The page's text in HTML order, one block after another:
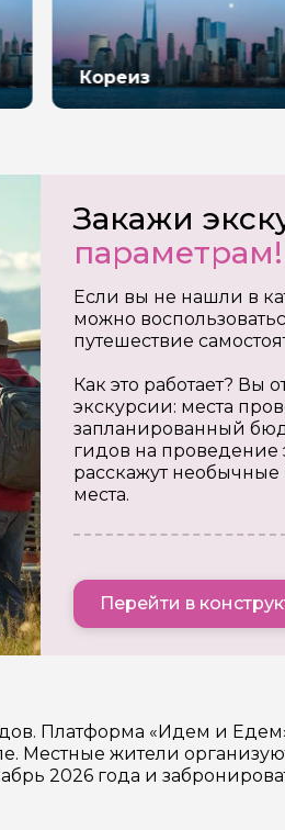
Кореиз
Закажи
параметрам!
Если вы не нашли в
можно
путешествие
Как это работает? Вы
экскурсии: места
запланированный
гидов на проведение
расскажут
места.
Перейти в
Платформа «Идем и
Местные жители
2026 года и